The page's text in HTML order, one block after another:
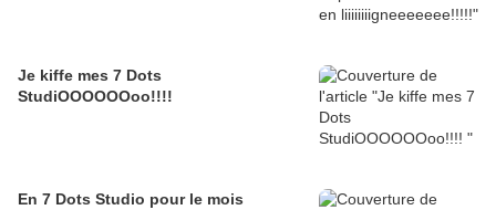
Je kiffe mes 7 Dots
StudiOOOOOOoo!!!!
En 7 Dots Studio pour le mois